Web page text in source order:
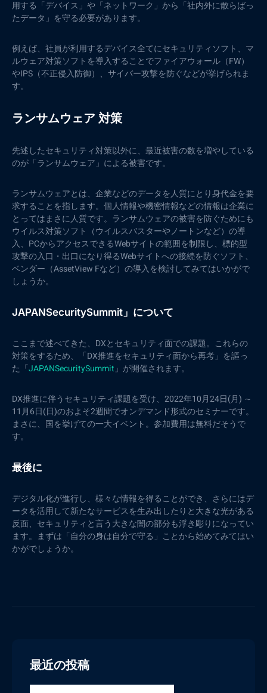
用する「デバイス」や「ネットワーク」から「社内外に散らばっ
たデータ」を守る必要があります。
例えば、社員が利用するデバイス全てにセキュリティソフト、マ
ルウェア対策ソフトを導入することでファイアウォール（FW）
やIPS（不正侵入防御）、サイバー攻撃を防ぐなどが挙げられま
す。
ランサムウェア 対策
先述したセキュリティ対策以外に、最近被害の数を増やしている
のが「ランサムウェア」による被害です。
ランサムウェアとは、企業などのデータを人質にとり身代金を要
求することを指します。個人情報や機密情報などの情報は企業に
とってはまさに人質です。ランサムウェアの被害を防ぐためにも
ウイルス対策ソフト（ウイルスバスターやノートンなど）の導
入、PCからアクセスできるWebサイトの範囲を制限し、標的型
攻撃の入口・出口になり得るWebサイトへの接続を防ぐソフト、
ベンダー（AssetView Fなど）の導入を検討してみてはいかがで
しょうか。
JAPANSecuritySummit」について
ここまで述べてきた、DXとセキュリティ面での課題。これらの
対策をするため、「DX推進をセキュリティ面から再考」を謳っ
た「JAPANSecuritySummit」が開催されます。
DX推進に伴うセキュリティ課題を受け、2022年10月24日(月) ～
11月6日(日)のおよそ2週間でオンデマンド形式のセミナーです。
まさに、国を挙げての一大イベント。参加費用は無料だそうで
す。
最後に
デジタル化が進行し、様々な情報を得ることができ、さらにはデ
ータを活用して新たなサービスを生み出したりと大きな光がある
反面、セキュリティと言う大きな闇の部分も浮き彫りになってい
ます。まずは「自分の身は自分で守る」ことから始めてみてはい
かがでしょうか。
最近の投稿